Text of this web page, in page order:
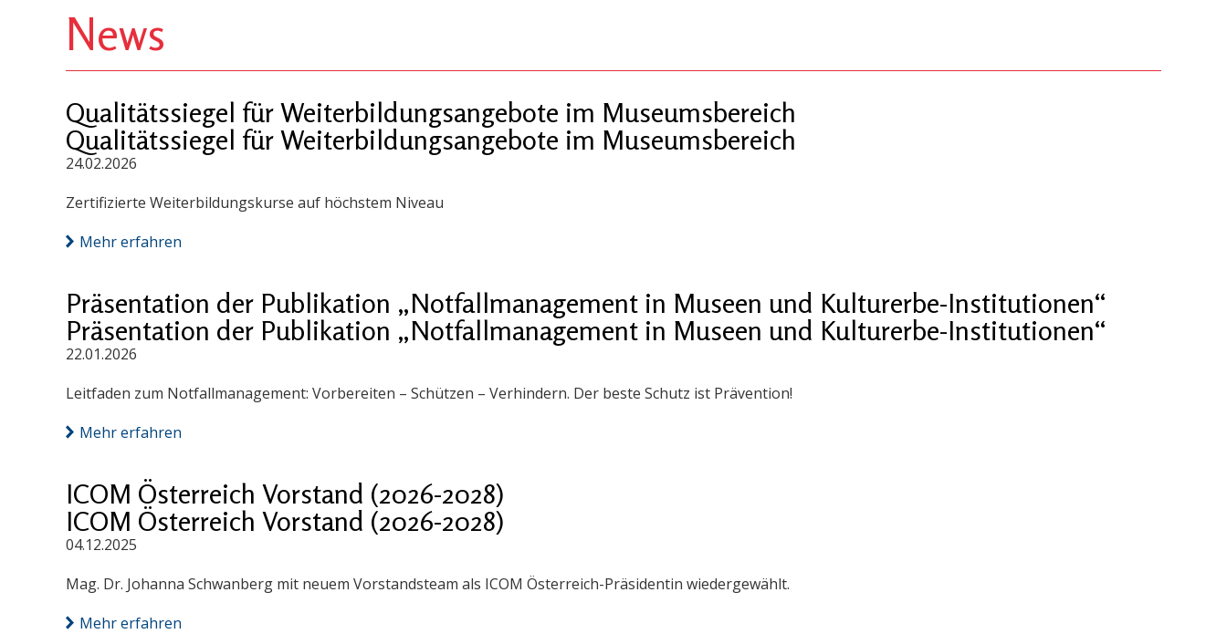
News
Qualitätssiegel für Weiterbildungsangebote im Museumsbereich
Qualitätssiegel für Weiterbildungsangebote im Museumsbereich
24.02.2026
Zertifizierte Weiterbildungskurse auf höchstem Niveau
Mehr erfahren
Präsentation der Publikation „Notfallmanagement in Museen und Kulturerbe-Institutionen“
Präsentation der Publikation „Notfallmanagement in Museen und Kulturerbe-Institutionen“
22.01.2026
Leitfaden zum Notfallmanagement: Vorbereiten – Schützen – Verhindern. Der beste Schutz ist Prävention!
Mehr erfahren
ICOM Österreich Vorstand (2026-2028)
ICOM Österreich Vorstand (2026-2028)
04.12.2025
Mag. Dr. Johanna Schwanberg mit neuem Vorstandsteam als ICOM Österreich-Präsidentin wiedergewählt.
Mehr erfahren